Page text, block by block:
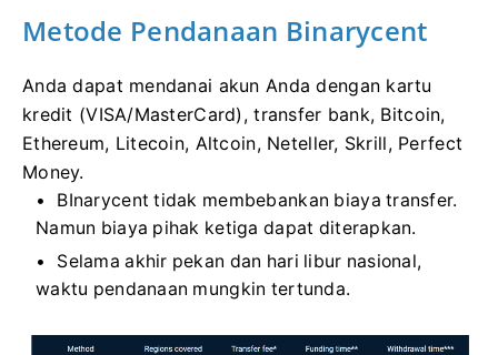
Metode Pendanaan Binarycent
Anda dapat mendanai akun Anda dengan kartu
kredit (VISA/MasterCard), transfer bank, Bitcoin,
Ethereum, Litecoin, Altcoin, Neteller, Skrill, Perfect
Money.
BInarycent tidak membebankan biaya transfer.
Namun biaya pihak ketiga dapat diterapkan.
Selama akhir pekan dan hari libur nasional,
waktu pendanaan mungkin tertunda.